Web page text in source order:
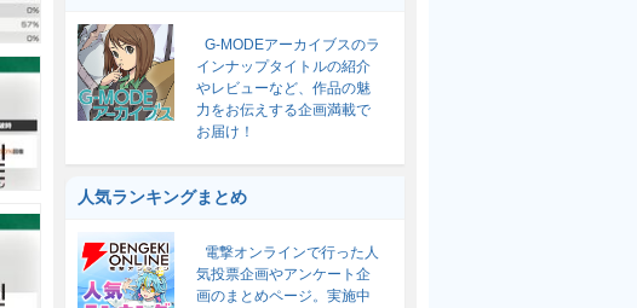
G-MODEアーカイブスのラ
インナップタイトルの紹介
やレビューなど、作品の魅
力をお伝えする企画満載で
お届け！
人気ランキングまとめ
電撃オンラインで行った人
気投票企画やアンケート企
画のまとめページ。実施中